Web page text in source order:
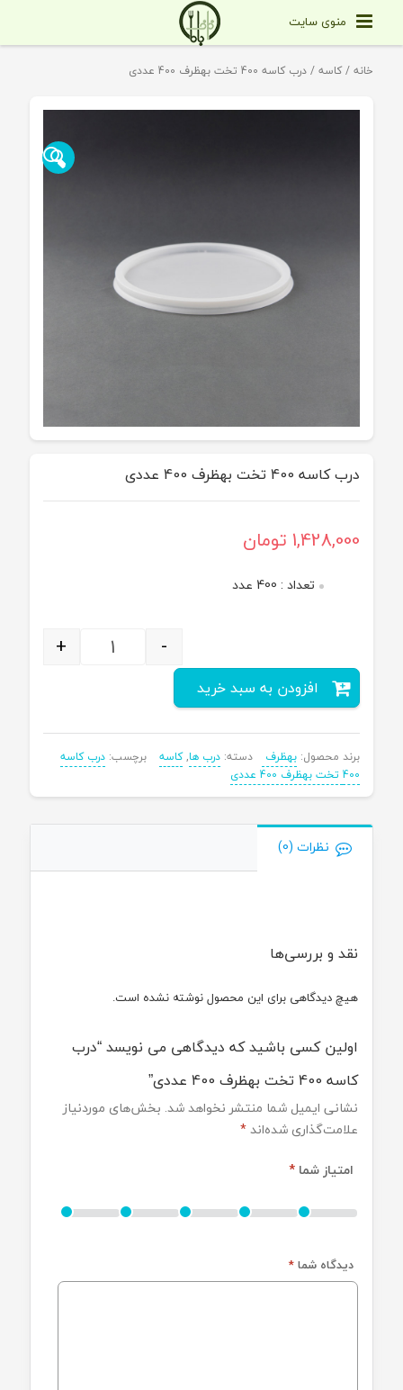
منوی سایت
خانه/کاسه/ درب کاسه 400 تخت بهظرف 400 عددی
🔍
درب کاسه 400 تخت بهظرف 400 عددی
1,428,000 تومان
تعداد : 400 عدد
-
+
افزودن به سبد خرید
برند محصول: بهظرف دسته: درب ها,کاسه برچسب: درب کاسه
400 تخت بهظرف 400 عددی
نظرات (0)
نقد و بررسی‌ها
هیچ دیدگاهی برای این محصول نوشته نشده است.
اولین کسی باشید که دیدگاهی می نویسد “درب
کاسه 400 تخت بهظرف 400 عددی”
نشانی ایمیل شما منتشر نخواهد شد. بخش‌های موردنیاز
علامت‌گذاری شده‌اند*
امتیاز شما *
دیدگاه شما*